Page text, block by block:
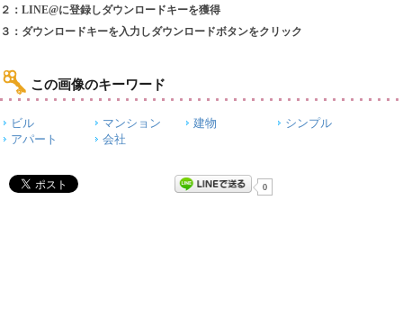
２：LINE@に登録しダウンロードキーを獲得
３：ダウンロードキーを入力しダウンロードボタンをクリック
この画像のキーワード
ビル マンション 建物
シンプル
アパート
会社
0